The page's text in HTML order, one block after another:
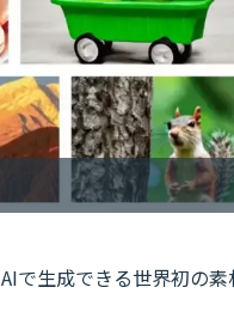
で生成できる世界初の